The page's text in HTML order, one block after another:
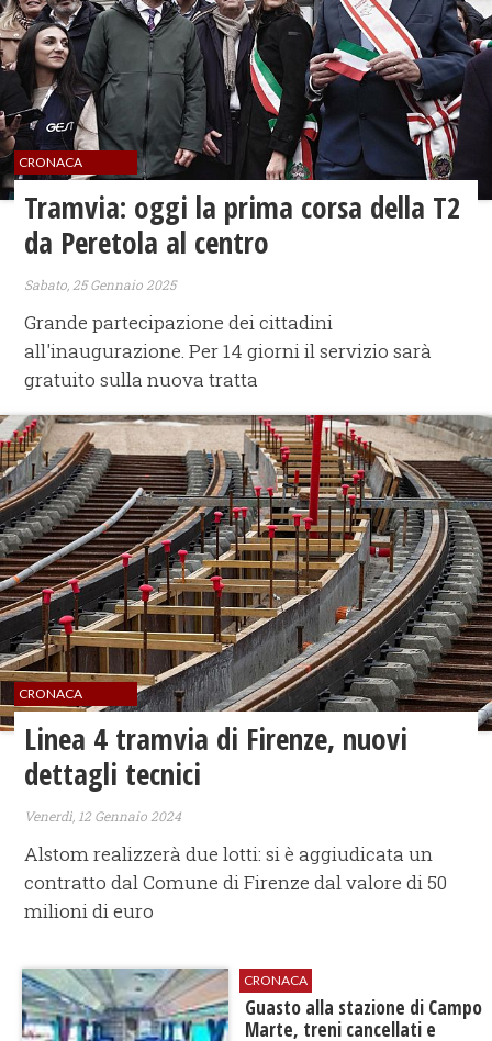
CRONACA
Tramvia: oggi la prima corsa della T2
da Peretola al centro
Sabato, 25 Gennaio 2025
Grande partecipazione dei cittadini
all'inaugurazione. Per 14 giorni il servizio sarà
gratuito sulla nuova tratta
CRONACA
Linea 4 tramvia di Firenze, nuovi
dettagli tecnici
Venerdì, 12 Gennaio 2024
Alstom realizzerà due lotti: si è aggiudicata un
contratto dal Comune di Firenze dal valore di 50
milioni di euro
CRONACA
Guasto alla stazione di Campo
Marte, treni cancellati e